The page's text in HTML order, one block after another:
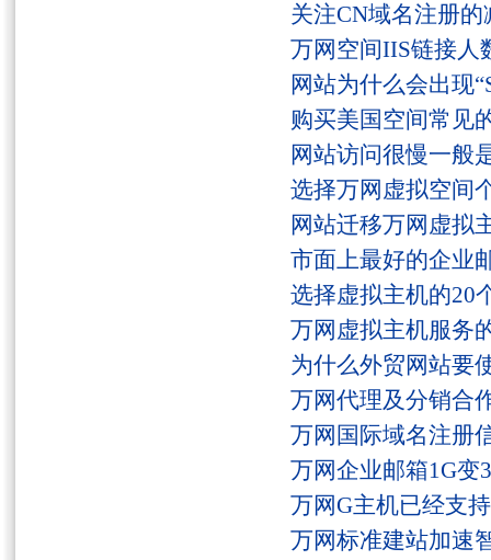
关注CN域名注册
万网空间IIS链接人
网站为什么会出现
购买美国空间常见
网站访问很慢一般
选择万网虚拟空间
网站迁移万网虚拟
市面上最好的企业
选择虚拟主机的20
万网虚拟主机服务
为什么外贸网站要
万网代理及分销合
万网国际域名注册
万网企业邮箱1G变
万网G主机已经支
万网标准建站加速